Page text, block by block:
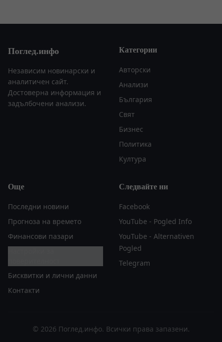
Поглед.инфо
Независим новинарски и
аналитичен сайт.
Достоверна информация и
задълбочени анализи.
Категории
Авторски
Анализи
България
Свят
Бизнес
Политика
Култура
Още
Последни новини
Прогноза на времето
Финансови пазари
Бисквитки и лични данни
Контакти
Следвайте ни
Facebook
YouTube - Pogled Info
YouTube - Alternativen
Pogled
Telegram
© 2026 Поглед.инфо. Всички права запазени.